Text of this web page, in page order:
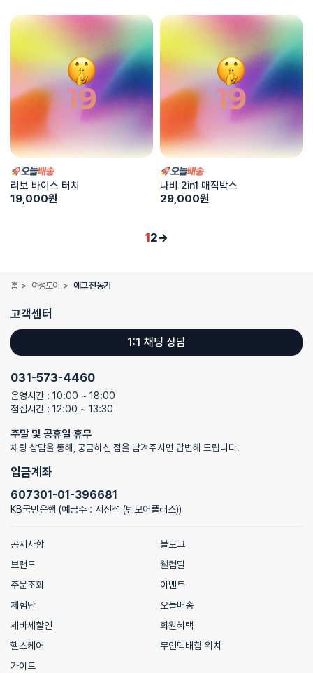
리보 바이스 터치
19,000원
나비 2in1 매직박스
29,000원
12→
홈> 여성토이 > 에그 진동기
고객센터
1:1 채팅 상담
031-573-4460
운영시간 : 10:00 ~ 18:00
점심시간 : 12:00 ~ 13:30
주말 및 공휴일 휴무
채팅 상담을 통해, 궁금하신 점을 남겨주시면 답변해 드립니다.
입금계좌
607301-01-396681
KB국민은행 (예금주 : 서진석 (텐모어플러스))
공지사항
블로그
브랜드
웰컴딜
주문조회
이벤트
체험단
오늘배송
세바세할인
회원혜택
헬스케어
무인택배함 위치
가이드